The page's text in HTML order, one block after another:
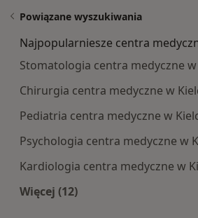
Powiązane wyszukiwania
Najpopularniesze centra
Stomatologia centra medyczne w
Chirurgia centra medyczne w
Pediatria centra medyczne w
Psychologia centra medyczne w
Kardiologia centra medyczne w
Więcej (12)